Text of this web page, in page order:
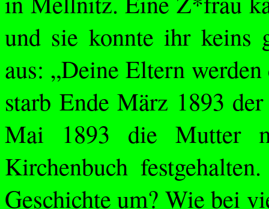
und sie konnte ihr keins
aus: „Deine Eltern
starb Ende März 1893
Mai 1893 die Mutter
Kirchenbuch
Geschichte um? Wie bei